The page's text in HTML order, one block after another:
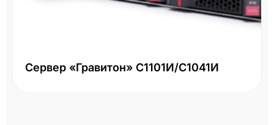
Сервер «Гравитон» С1101И/С1041И